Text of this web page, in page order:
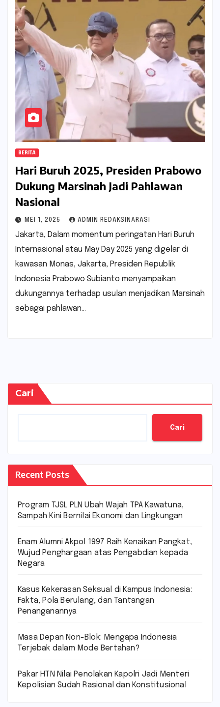
BERITA
Hari Buruh 2025, Presiden Prabowo
Dukung Marsinah Jadi Pahlawan
Nasional
MEI 1, 2025 ADMIN REDAKSINARASI
Jakarta, Dalam momentum peringatan Hari Buruh
Internasional atau May Day 2025 yang digelar di
kawasan Monas, Jakarta, Presiden Republik
Indonesia Prabowo Subianto menyampaikan
dukungannya terhadap usulan menjadikan Marsinah
sebagai pahlawan…
Cari
Cari
Recent Posts
Program TJSL PLN Ubah Wajah TPA Kawatuna,
Sampah Kini Bernilai Ekonomi dan Lingkungan
Enam Alumni Akpol 1997 Raih Kenaikan Pangkat,
Wujud Penghargaan atas Pengabdian kepada
Negara
Kasus Kekerasan Seksual di Kampus Indonesia:
Fakta, Pola Berulang, dan Tantangan
Penanganannya
Masa Depan Non-Blok: Mengapa Indonesia
Terjebak dalam Mode Bertahan?
Pakar HTN Nilai Penolakan Kapolri Jadi Menteri
Kepolisian Sudah Rasional dan Konstitusional